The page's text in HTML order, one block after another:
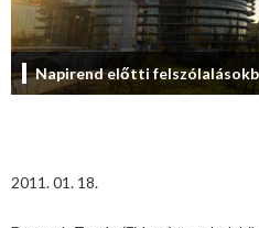
Napirend előtti
2011. 01. 18.